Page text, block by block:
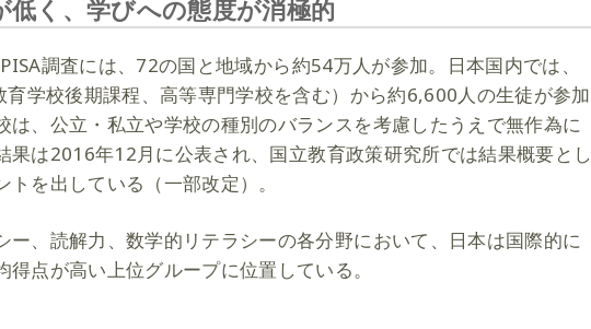
低く、学びへの態度が消極的
調査には、72の国と地域から約54万人が参加。日本国内では、
育学校後期課程、高等専門学校を含む）から約6,600人の生徒が参加
は、公立・私立や学校の種別のバランスを考慮したうえで無作為に
果は2016年12月に公表され、国立教育政策研究所では結果概要とし
を出している（一部改定）。
ー、読解力、数学的リテラシーの各分野において、日本は国際的に
得点が高い上位グループに位置している。